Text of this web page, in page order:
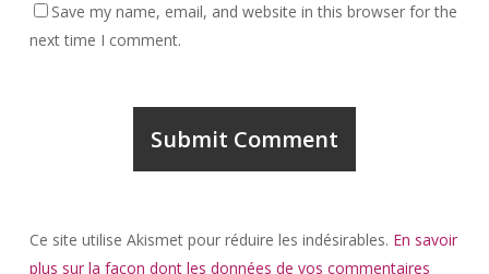
Save my name, email, and website in this browser for the
next time I comment.
Ce site utilise Akismet pour réduire les indésirables. En savoir
plus sur la façon dont les données de vos commentaires